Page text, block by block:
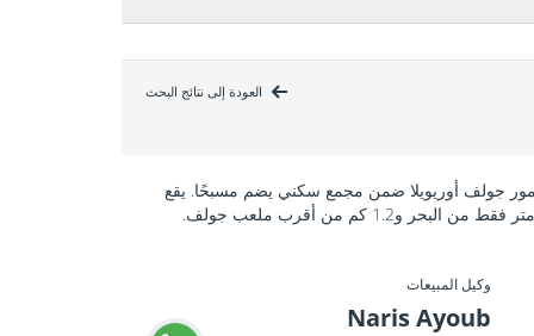
العودة إلى نتائج البحث
جولف أوريويلا ضمن مجمع سكني يضم مسبحًا. يقع
وكيل المبيعات
Naris Ayoub